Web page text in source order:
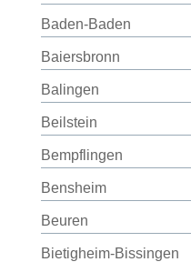
Baden-Baden
Baiersbronn
Balingen
Beilstein
Bempflingen
Bensheim
Beuren
Bietigheim-Bissingen